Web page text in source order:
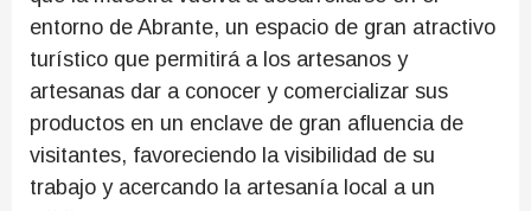
entorno de Abrante, un espacio de gran atractivo
turístico que permitirá a los artesanos y
artesanas dar a conocer y comercializar sus
productos en un enclave de gran afluencia de
visitantes, favoreciendo la visibilidad de su
trabajo y acercando la artesanía local a un